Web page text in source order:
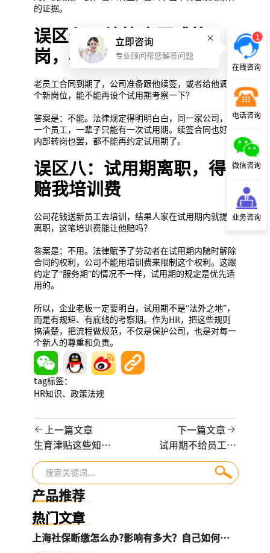
的证据。
误区七：续签合同或换
岗，再来个试用期
老员工合同到期了，公司准备跟他续签，或者给他调了
个新岗位，能不能再设个试用期考察一下？
答案是：不能。法律规定得明明白白，同一家公司，同
一个员工，一辈子只能有一次试用期。续签合同也好，
内部转岗也罢，都不能再约定试用期了。
误区八：试用期离职，得
赔我培训费
公司花钱送新员工去培训，结果人家在试用期内就提了
离职，这笔培训费能让他赔吗？
答案是：不用。法律赋予了劳动者在试用期内随时解除
合同的权利，公司不能用培训费来限制这个权利。这跟
约定了“服务期”的情况不一样，试用期的规定是优先适
用的。
所以，企业老板一定要明白，试用期不是“法外之地”，
而是有规矩、有底线的考察期。作为HR，把这些规则
搞清楚，把流程做规范，不仅是保护公司，也是对每一
个新人的尊重和负责。
tag标签：
HR知识、 政策法规
上一篇文章
生育津贴这些知识
要知道，11月起25
个省份直接打给个
人！
下一篇文章
试用期不给员工交
社保，违法！企业
千万别踩这条红线
产品推荐
热门文章
上海社保断缴怎么办?影响有多大？自己如何续
1
在线咨询
电话咨询
微信咨询
业务咨询
立即咨询
专业顾问帮您解答问题